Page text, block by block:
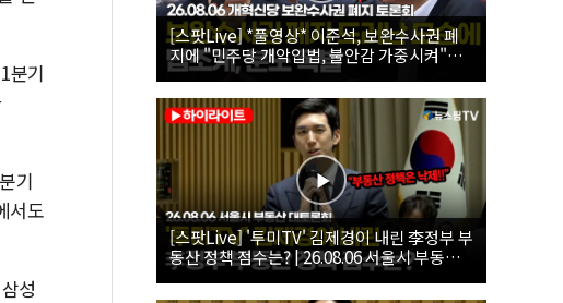
분기
기
서도
성
[스팟Live] *풀영상* 이준석, 보완수사권 폐
지에 "민주당 개악입법, 불안감 가중시켜"｜
26.08.06 개혁신당 보완수사권 폐지 토론회
[스팟Live] '투미TV' 김제경이 내린 李정부 부
동산 정책 점수는? | 26.08.06 서울시 부동산
대토론회